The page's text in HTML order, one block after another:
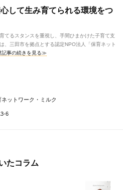
して生み育てられる環境をつ
てるスタンスを重視し、手間ひまかけた子育て支
、三田市を拠点とする認定NPO法人「保育ネット
記事の続きを見る≫
ットワーク・ミルク
6
たコラム